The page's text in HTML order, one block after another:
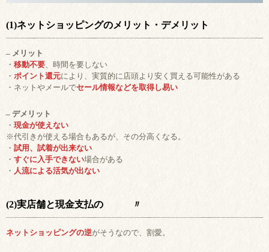
(1)ネットショッピングのメリット・デメリット
– メリット
・ 移動不要、時間を要しない
・ ポイント還元により、実質的に店頭より安く買える可能性がある
・ネットやメールでセール情報などを取得し易い
– デメリット
・ 現金が使えない
※代引きが使える場合もあるが、その分高くなる。
・ 試用、試着が出来ない
・ すぐに入手できない場合がある
・ 人流による活気が出ない
(2)実店舗と現金支払の 〃
ネットショッピングの逆がそうなので、割愛。